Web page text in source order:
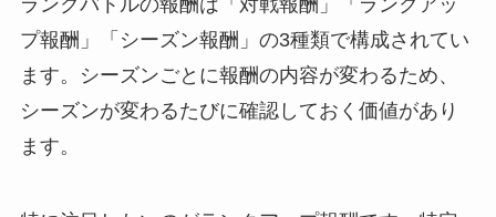
ランクバトルの報酬は「対戦報酬」「ランクアッ
プ報酬」「シーズン報酬」の3種類で構成されてい
ます。シーズンごとに報酬の内容が変わるため、
シーズンが変わるたびに確認しておく価値があり
ます。